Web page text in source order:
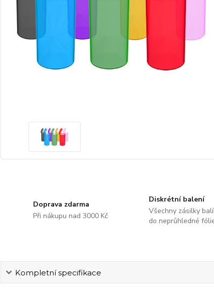
Doprava zdarma
Při nákupu nad 3000 Kč
Diskrétní balení
Všechny zásilky
do neprůhledné
Kompletní specifikace